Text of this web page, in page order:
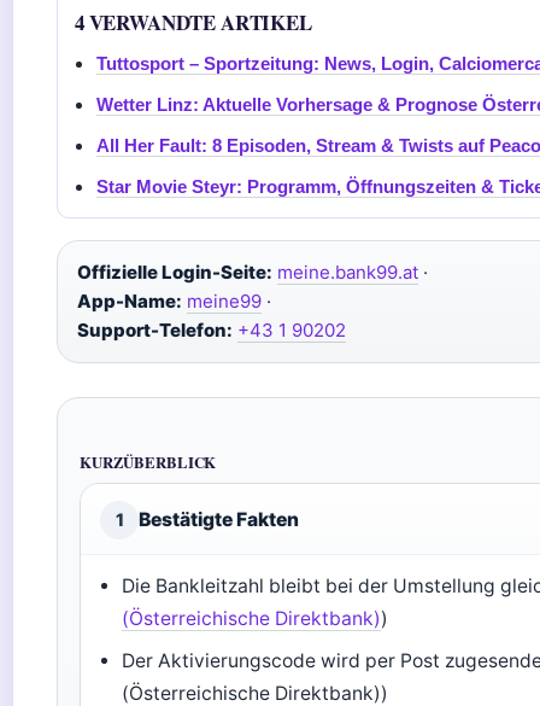
4 VERWANDTE ARTIKEL
Tuttosport – Sportzeitung: News, Login,
Wetter Linz: Aktuelle Vorhersage & Prognose
All Her Fault: 8 Episoden, Stream & Twists auf
Star Movie Steyr: Programm, Öffnungszeiten &
Offizielle Login-Seite: meine.bank99.at ·
App-Name: meine99 ·
Support-Telefon: +43 1 90202
KURZÜBERBLICK
1 Bestätigte Fakten
Die Bankleitzahl bleibt bei der Umstellung
(Österreichische Direktbank))
Der Aktivierungscode wird per Post
(Österreichische Direktbank))